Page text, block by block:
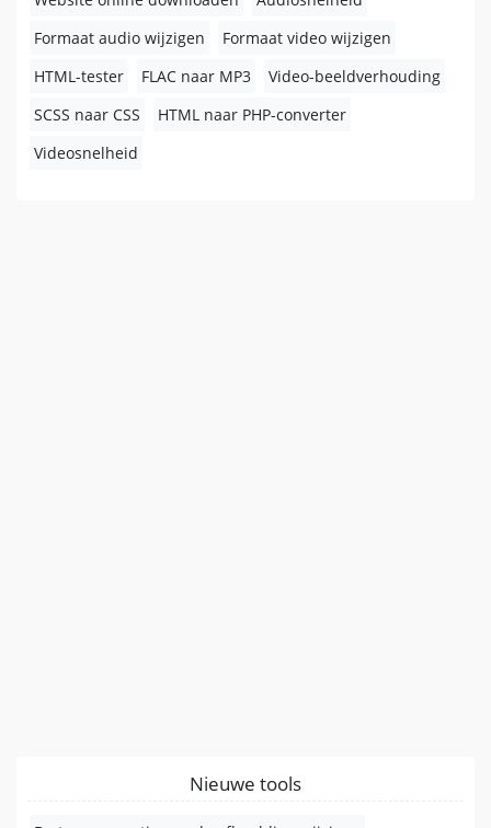
Formaat audio wijzigen
Formaat video wijzigen
HTML-tester
FLAC naar MP3
Video-beeldverhouding
SCSS naar CSS
HTML naar PHP-converter
Videosnelheid
Nieuwe tools